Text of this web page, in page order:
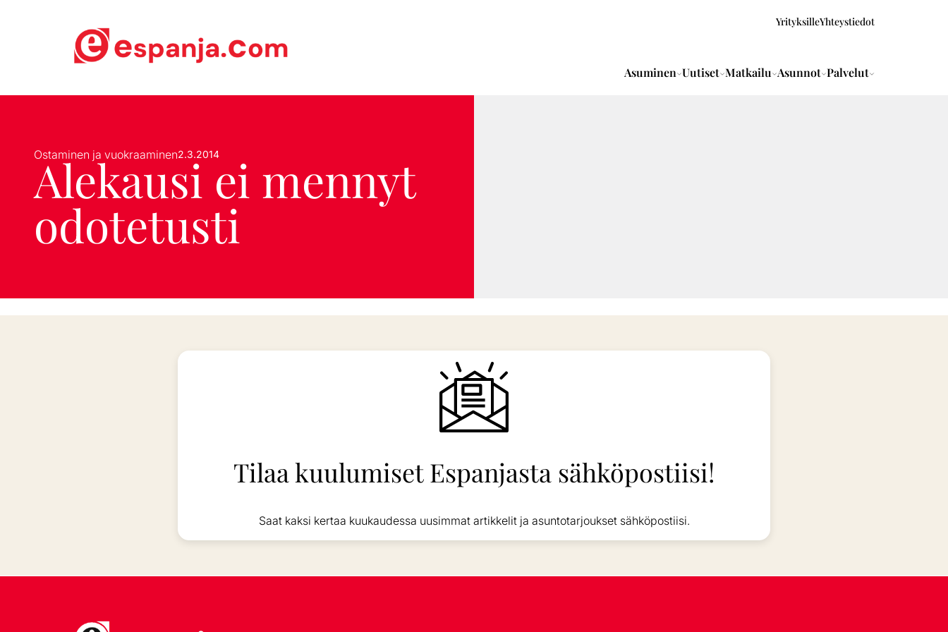
YrityksilleYhteystiedot
Asuminen Uutiset Matkailu Asunnot Palvelut
Ostaminen ja vuokraaminen2.3.2014
Alekausi ei mennyt
odotetusti
Tilaa kuulumiset Espanjasta sähköpostiisi!
Saat kaksi kertaa kuukaudessa uusimmat artikkelit ja asuntotarjoukset sähköpostiisi.